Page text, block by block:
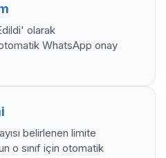
olarak
WhatsApp onay
belirlenen limite
o sınıf için otomatik